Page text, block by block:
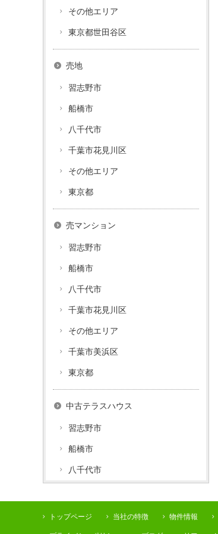
その他エリア
東京都世田谷区
売地
習志野市
船橋市
八千代市
千葉市花見川区
その他エリア
東京都
売マンション
習志野市
船橋市
八千代市
千葉市花見川区
その他エリア
千葉市美浜区
東京都
中古テラスハウス
習志野市
船橋市
八千代市
トップページ 当社の特徴 物件情報